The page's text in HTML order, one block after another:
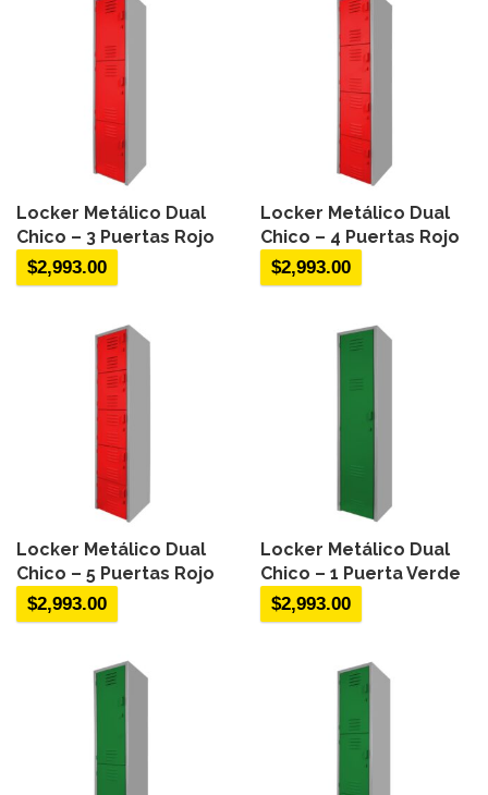
Locker Metálico Dual
Chico – 3 Puertas Rojo
$2,993.00
Locker Metálico Dual
Chico – 4 Puertas Rojo
$2,993.00
Locker Metálico Dual
Chico – 5 Puertas Rojo
$2,993.00
Locker Metálico Dual
Chico – 1 Puerta Verde
$2,993.00